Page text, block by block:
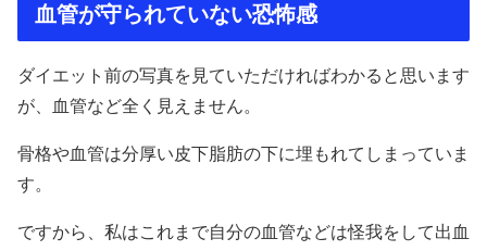
血管が守られていない恐怖感
ダイエット前の写真を見ていただければわかると思います
が、血管など全く見えません。
骨格や血管は分厚い皮下脂肪の下に埋もれてしまっていま
す。
ですから、私はこれまで自分の血管などは怪我をして出血